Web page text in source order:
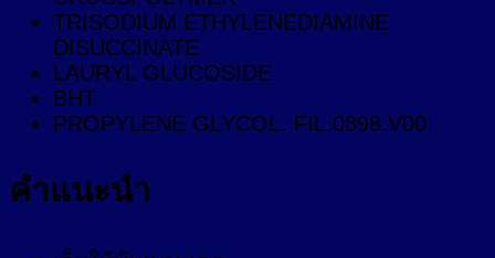
TRISODIUM ETHYLENEDIAMINE
DISUCCINATE
LAURYL GLUCOSIDE
BHT
PROPYLENE GLYCOL. FIL.0898.V00
คำแนะนำ